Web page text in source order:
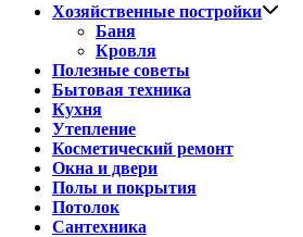
Хозяйственные постройки
Баня
Кровля
Полезные советы
Бытовая техника
Кухня
Утепление
Косметический ремонт
Окна и двери
Полы и покрытия
Потолок
Сантехника